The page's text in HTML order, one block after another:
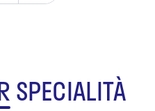
SPECIALITÀ